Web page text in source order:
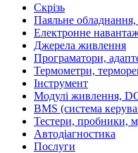
Скрізь
Паяльне обладнання,
Електронне
Джерела живлення
Програматори,
Термометри,
Інструмент
Модулі живлення,
BMS (система
Тестери, пробники,
Автодіагностика
Послуги